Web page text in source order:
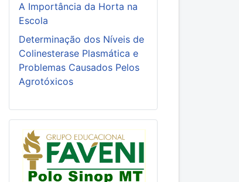
A Importância da Horta na
Escola
Determinação dos Níveis de
Colinesterase Plasmática e
Problemas Causados Pelos
Agrotóxicos